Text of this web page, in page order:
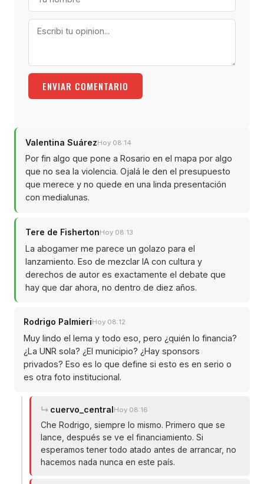
ENVIAR COMENTARIO
Valentina SuárezHoy 08:14
Por fin algo que pone a Rosario en el mapa por algo
que no sea la violencia. Ojalá le den el presupuesto
que merece y no quede en una linda presentación
con medialunas.
Tere de FishertonHoy 08:13
La abogamer me parece un golazo para el
lanzamiento. Eso de mezclar IA con cultura y
derechos de autor es exactamente el debate que
hay que dar ahora, no dentro de diez años.
Rodrigo PalmieriHoy 08:12
Muy lindo el lema y todo eso, pero ¿quién lo financia?
¿La UNR sola? ¿El municipio? ¿Hay sponsors
privados? Eso es lo que define si esto es en serio o
es otra foto institucional.
cuervo_centralHoy 08:16
Che Rodrigo, siempre lo mismo. Primero que se
lance, después se ve el financiamiento. Si
esperamos tener todo atado antes de arrancar, no
hacemos nada nunca en este país.